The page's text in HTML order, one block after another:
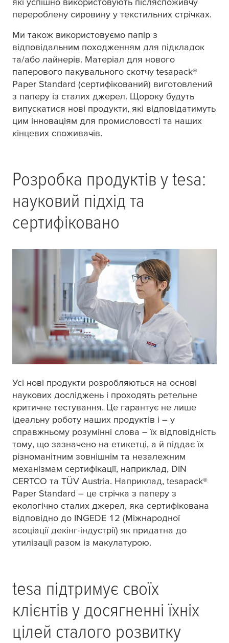
перероблену сировину у текстильних стрічках.
Ми також використовуємо папір з
відповідальним походженням для підкладок
та/або лайнерів. Матеріал для нового
паперового пакувального скотчу tesapack®
Paper Standard (сертифікований) виготовлений
з паперу із сталих джерел. Щороку будуть
випускатися нові продукти, які відповідатимуть
цим інноваціям для промисловості та наших
кінцевих споживачів.
Розробка продуктів уtesa:
науковий підхід та
сертифіковано
Усі нові продукти розробляються на основі
наукових досліджень і проходять ретельне
критичне тестування. Це гарантує не лише
ідеальну роботу наших продуктів і – у
справжньому розумінні слова – їх відповідність
тому, що зазначено на етикетці, а й піддає їх
різноманітним зовнішнім та незалежним
механізмам сертифікації, наприклад, DIN
CERTCO та TÜV Austria. Наприклад, tesapack®
Paper Standard – це стрічка з паперу з
екологічно сталих джерел, яка сертифікована
відповідно до INGEDE 12 (Міжнародної
асоціації декінг-індустрії) як придатна до
утилізації разом із макулатурою.
tesa підтримує своїх
клієнтів у досягненні їхніх
цілей сталого розвитку